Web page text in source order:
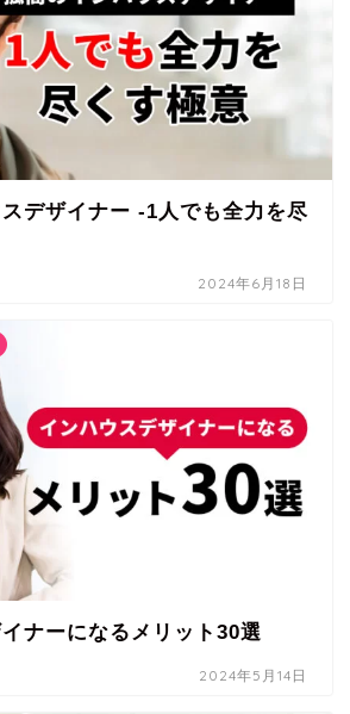
デザイナー -1人でも全力を尽
2024年6月18日
ナーになるメリット30選
2024年5月14日